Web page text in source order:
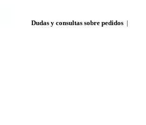
Dudas y consultas sobre pedidos |